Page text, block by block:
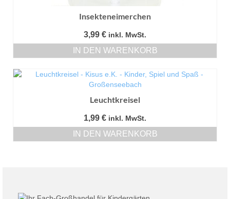
Insekteneimerchen
3,99 € inkl. MwSt.
IN DEN WARENKORB
Leuchtkreisel
1,99 € inkl. MwSt.
IN DEN WARENKORB